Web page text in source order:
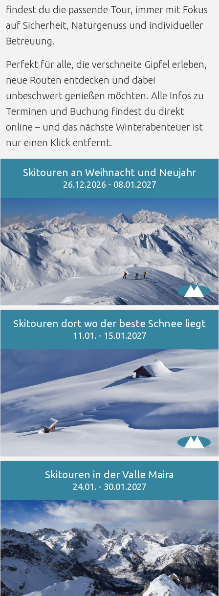
findest du die passende Tour, immer mit Fokus
auf Sicherheit, Naturgenuss und individueller
Betreuung.
Perfekt für alle, die verschneite Gipfel erleben,
neue Routen entdecken und dabei
unbeschwert genießen möchten. Alle Infos zu
Terminen und Buchung findest du direkt
online – und das nächste Winterabenteuer ist
nur einen Klick entfernt.
Skitouren an Weihnacht und Neujahr
26.12.2026 - 08.01.2027
Skitouren dort wo der beste Schnee liegt
11.01. - 15.01.2027
Skitouren in der Valle Maira
24.01. - 30.01.2027